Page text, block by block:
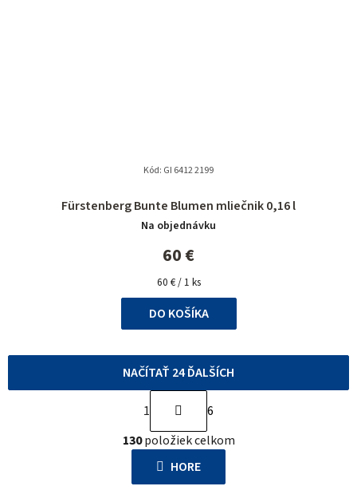
Fürstenberg Bunte Blumen mliečnik 0,16 l
Na objednávku
60 €
Jednotková
cena:
60 € / 1 ks
DO KOŠÍKA
Kód: GI 6412 2199
O
v
l
á
NAČÍTAŤ 24 ĎALŠÍCH
S
t
r
á
n
1
6
130položiek celkom
HORE